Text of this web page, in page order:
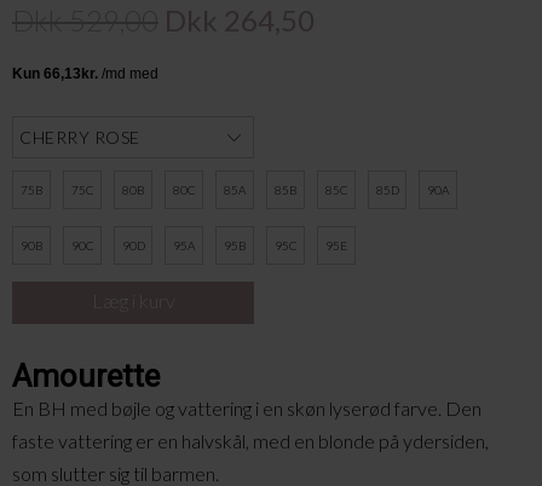
Dkk 264,50
75B 75C 80B 80C 85A 85B 85C 85D 90A
90B 90C 90D 95A 95B 95C 95E
Amourette
En BH med bøjle og vattering i en skøn lyserød farve. Den
faste vattering er en halvskål, med en blonde på ydersiden,
som slutter sig til barmen.